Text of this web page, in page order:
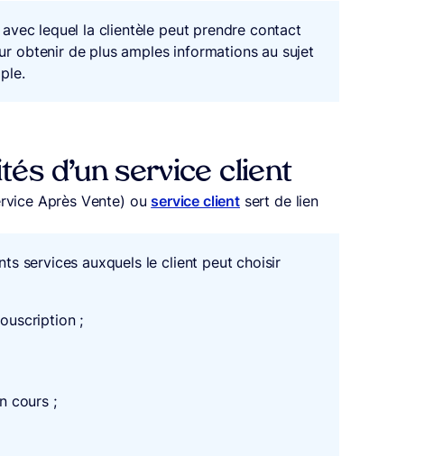
lequel la clientèle peut prendre contact
obtenir de plus amples informations au sujet
d’un service client
Après Vente) ouservice clientsert de lien
services auxquels le client peut choisir
;
cours ;